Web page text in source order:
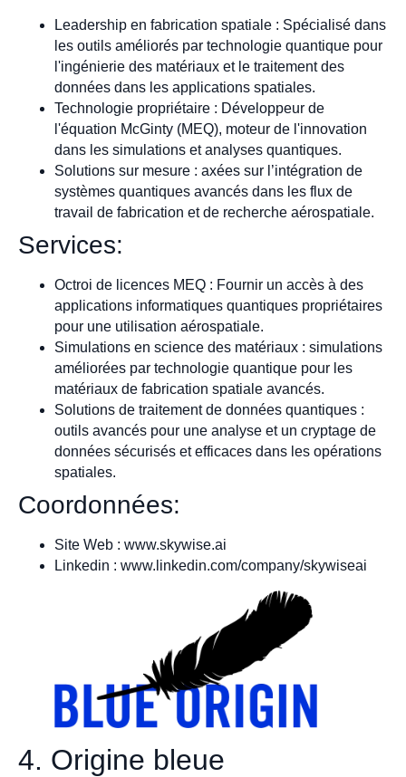
Leadership en fabrication spatiale : Spécialisé dans
les outils améliorés par technologie quantique pour
l'ingénierie des matériaux et le traitement des
données dans les applications spatiales.
Technologie propriétaire : Développeur de
l'équation McGinty (MEQ), moteur de l'innovation
dans les simulations et analyses quantiques.
Solutions sur mesure : axées sur l’intégration de
systèmes quantiques avancés dans les flux de
travail de fabrication et de recherche aérospatiale.
Services:
Octroi de licences MEQ : Fournir un accès à des
applications informatiques quantiques propriétaires
pour une utilisation aérospatiale.
Simulations en science des matériaux : simulations
améliorées par technologie quantique pour les
matériaux de fabrication spatiale avancés.
Solutions de traitement de données quantiques :
outils avancés pour une analyse et un cryptage de
données sécurisés et efficaces dans les opérations
spatiales.
Coordonnées:
Site Web : www.skywise.ai
Linkedin : www.linkedin.com/company/skywiseai
4. Origine bleue